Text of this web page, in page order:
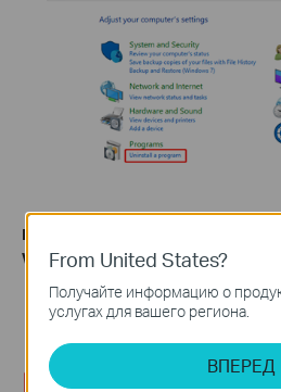
Шаг 3.
Включение или
Windows.
From United States?
Получайте информацию о
услугах для вашего региона.
ВПЕРЕД